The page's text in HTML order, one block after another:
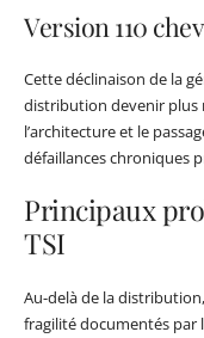
Version 110
Cette déclinaison de la
distribution devenir plus
l’architecture et le
défaillances chroniques
Principaux
TSI
Au-delà de la
fragilité documentés par